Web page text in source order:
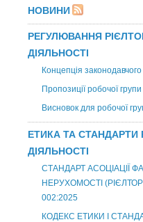
НОВИНИ
РЕГУЛЮВАННЯ
ДІЯЛЬНОСТІ
Концепція
Пропозиції робочої групи
Висновок для робочої
ЕТИКА ТА СТАНДАРТИ
ДІЯЛЬНОСТІ
СТАНДАРТ АСОЦІАЦІЇ
НЕРУХОМОСТІ
002:2025
КОДЕКС ЕТИКИ І